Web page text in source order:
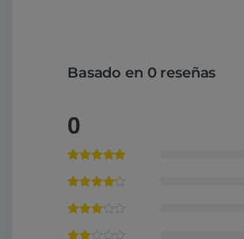
Basado en 0 reseñas
0